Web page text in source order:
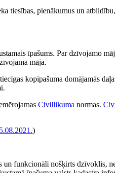
tiesības, pienākumus un
īpašums. Par dzīvojamo
māja.
kopīpašuma domājamās
Civillikuma normas.
)
funkcionāli nošķirts dzīvoklis,